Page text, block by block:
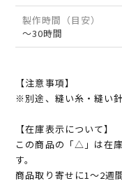
製作時間（目安）
～30時間
【注意事項】
※別途、縫い糸・縫い
【在庫表示について】
この商品の「△」は在
す。
商品取り寄せに1～2週